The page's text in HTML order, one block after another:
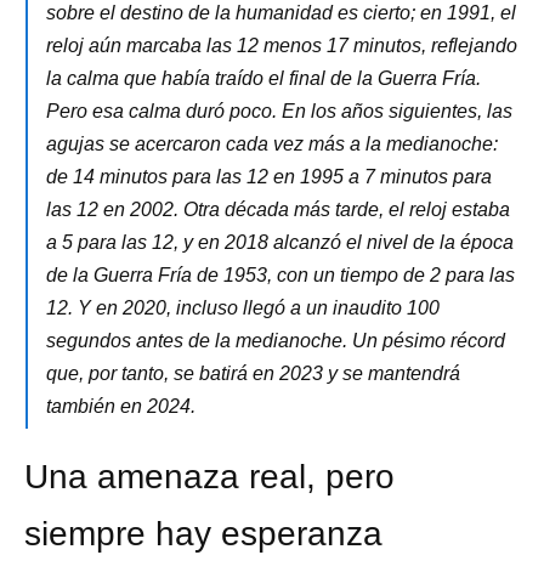
sobre el destino de la humanidad es cierto; en 1991, el
reloj aún marcaba las 12 menos 17 minutos, reflejando
la calma que había traído el final de la Guerra Fría.
Pero esa calma duró poco. En los años siguientes, las
agujas se acercaron cada vez más a la medianoche:
de 14 minutos para las 12 en 1995 a 7 minutos para
las 12 en 2002. Otra década más tarde, el reloj estaba
a 5 para las 12, y en 2018 alcanzó el nivel de la época
de la Guerra Fría de 1953, con un tiempo de 2 para las
12. Y en 2020, incluso llegó a un inaudito 100
segundos antes de la medianoche. Un pésimo récord
que, por tanto, se batirá en 2023 y se mantendrá
también en 2024.
Una amenaza real, pero
siempre hay esperanza